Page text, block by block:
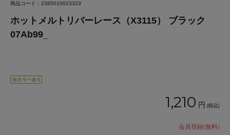
商品コード：2385010023323
ホットメルトリバーレース（X3115） ブラック
07Ab99_
1,210 円 (税込)
会員登録(無料)